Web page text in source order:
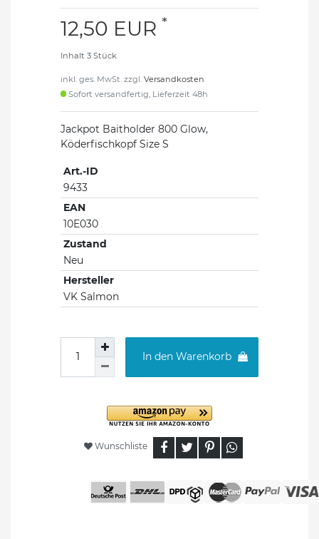
12,50 EUR *
Inhalt 3 Stück
inkl. ges. MwSt. zzgl. Versandkosten
Sofort versandfertig, Lieferzeit 48h
Jackpot Baitholder 800 Glow,
Köderfischkopf Size S
Art.-ID
9433
EAN
10E030
Zustand
Neu
Hersteller
VK Salmon
In den Warenkorb
Wunschliste